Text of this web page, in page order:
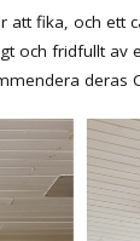
fika, och ett
och fridfullt
deras